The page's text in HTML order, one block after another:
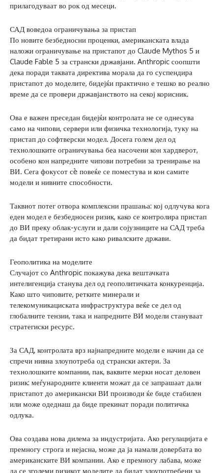
прилагодуваат во рок од месеци.
САД воведоа ограничувања за пристап
По новите безбедносни проценки, американската влада
наложи ограничување на пристапот до Claude Mythos 5 и
Claude Fable 5 за странски државјани. Anthropic соопшти
дека поради таквата директива морала да го суспендира
пристапот до моделите, бидејќи практично е тешко во реално
време да се провери државјанството на секој корисник.
Ова е важен преседан бидејќи контролата не се однесува
само на чипови, сервери или физичка технологија, туку на
пристап до софтверски модел. Досега голем дел од
технолошките ограничувања беа насочени кон хардверот,
особено кон напредните чипови потребни за тренирање на
ВИ. Сега фокусот сè повеќе се поместува и кон самите
модели и нивните способности.
Таквиот потег отвора комплексни прашања: кој одлучува кога
еден модел е безбедносен ризик, како се контролира пристап
до ВИ преку облак-услуги и дали сојузниците на САД треба
да бидат третирани исто како ривалските држави.
Геополитика на моделите
Случајот со Anthropic покажува дека вештачката
интелигенција станува дел од геополитичката конкуренција.
Како што чиповите, ретките минерали и
телекомуникациската инфраструктура веќе се дел од
глобалните тензии, така и напредните ВИ модели стануваат
стратегиски ресурс.
За САД, контролата врз најнапредните модели е начин да се
спречи нивна злоупотреба од странски актери. За
технолошките компании, пак, ваквите мерки носат деловен
ризик: меѓународните клиенти можат да се запрашаат дали
пристапот до американски ВИ производи ќе биде стабилен
или може одеднаш да биде прекинат поради политичка
одлука.
Ова создава нова дилема за индустријата. Ако регулацијата е
премногу строга и нејасна, може да ја намали довербата во
американските ВИ компании. Ако е премногу лабава, може
да се зголеми ризикот моделите да бидат злоупотребени за